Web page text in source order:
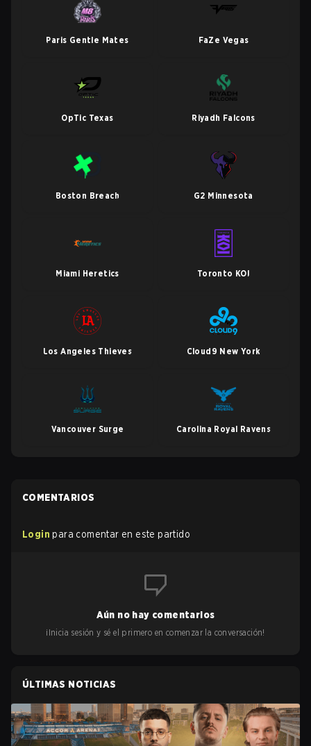
Paris Gentle Mates FaZe Vegas
OpTic Texas Riyadh Falcons
Boston Breach G2 Minnesota
Miami Heretics Toronto KOI
Los Angeles Thieves Cloud9 New York
Vancouver Surge Carolina Royal Ravens
COMENTARIOS
Login para comentar en este partido
Aún no hay comentarios
¡Inicia sesión y sé el primero en comenzar la conversación!
ÚLTIMAS NOTICIAS